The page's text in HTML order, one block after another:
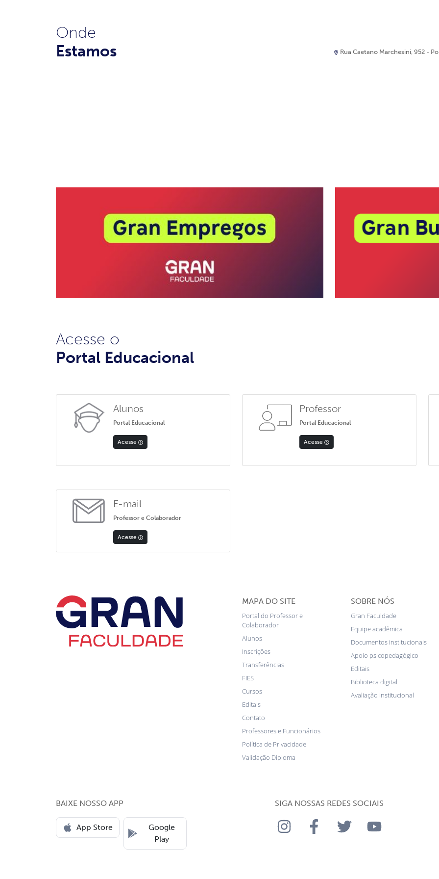
Onde
Estamos
Rua Caetano Marchesini, 952 -
Acesse o
Portal Educacional
Alunos
Portal Educacional
Acesse
Professor
Portal Educacional
Acesse
E-mail
Professor e Colaborador
Acesse
MAPA DO SITE
Portal do Professor e
Colaborador
Alunos
Inscrições
Transferências
FIES
Cursos
Editais
Contato
Professores e Funcionários
Política de Privacidade
Validação Diploma
SOBRE NÓS
Gran Faculdade
Equipe acadêmica
Documentos institucionais
Apoio psicopedagógico
Editais
Biblioteca digital
Avaliação institucional
BAIXE NOSSO APP
App Store
Google
Play
SIGA NOSSAS REDES SOCIAIS